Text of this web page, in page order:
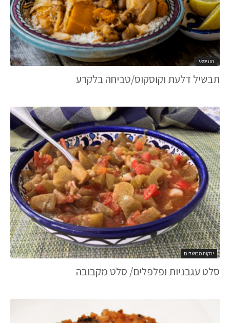
תוניסאי
תבשיל דלעת וקוסקוס/טביחה בלקרע
ירקות מבושלים
סלט עגבניות ופלפלים/ סלט מקבובה